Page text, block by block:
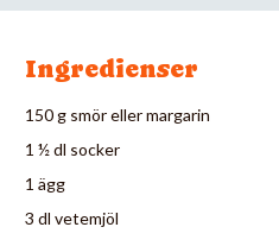
Ingredienser
150 g smör eller margarin
1 ½ dl socker
1 ägg
3 dl vetemjöl